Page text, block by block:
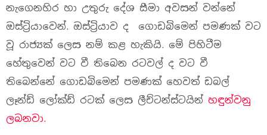
නැගෙනහිර හා උතුරු දේශ සීමා අවසන් වන්නේ
ඔස්ට්‍රියාවෙන්. ඔස්ට්‍රියාව ද ගොඩබිමෙන් පමණක් වට
වූ රාජ්‍යක් ලෙස නම් කළ හැකියි. මේ පිහිටීම
හේතුවෙන් වට වී තිබෙන රටවල් ද වට වී
තිබෙන්නේ ගොඩබිමෙන් පමණක් හෙවත් ඩබල්
ලෑන්ඩ් ලෝක්ඩ් රටක් ලෙස ලීච්ටන්ස්ටයින් හඳුන්වනු
ලබනවා.